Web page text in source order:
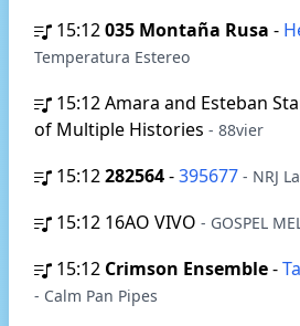
15:12035 Montaña Rusa -
Temperatura Estereo
15:12Amara and Esteban
of Multiple Histories - 88vier
15:12282564-395677 - NRJ
15:12 16AO VIVO - GOSPEL
15:12 Crimson Ensemble-
- Calm Pan Pipes